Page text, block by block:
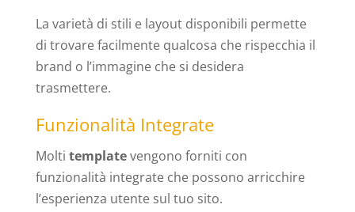
La varietà di stili e layout disponibili permette
di trovare facilmente qualcosa che rispecchia il
brand o l’immagine che si desidera
trasmettere.
Funzionalità Integrate
Molti templatevengono forniti con
funzionalità integrate che possono arricchire
l’esperienza utente sul tuo sito.